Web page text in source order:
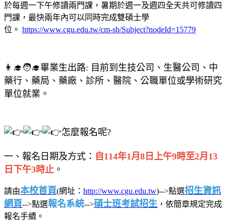
於每週一下午修讀兩門課，暑期於週一及週四全天共可修讀四
門課，最快兩年內可以同時完成雙碩士學
位。 https://www.cgu.edu.tw/cm-sb/Subject?nodeId=15779
👩‍🎓🧑‍🎓畢業生出路: 目前到生技公司、生醫公司、中
藥行、藥局、藥廠、診所、醫院、公職單位或學術研究
單位就業。
怎麼報名呢?
一、報名日期及方式： 自114年1月8日上午9時至2月13
日下午3時止 。
請由本校首頁(網址： http://www.cgu.edu.tw)-->點選招生資訊
網頁-->點選報名系統-->碩士班考試招生 ，依簡章規定完成
報名手續。